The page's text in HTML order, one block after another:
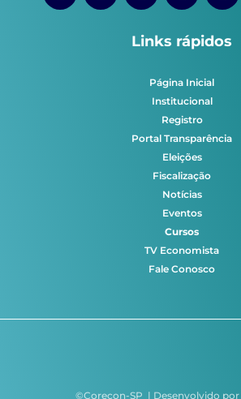
Links rápidos
Página Inicial
Institucional
Registro
Portal Transparência
Eleições
Fiscalização
Notícias
Eventos
Cursos
TV Economista
Fale Conosco
©Corecon-SP | Desenvolvido por